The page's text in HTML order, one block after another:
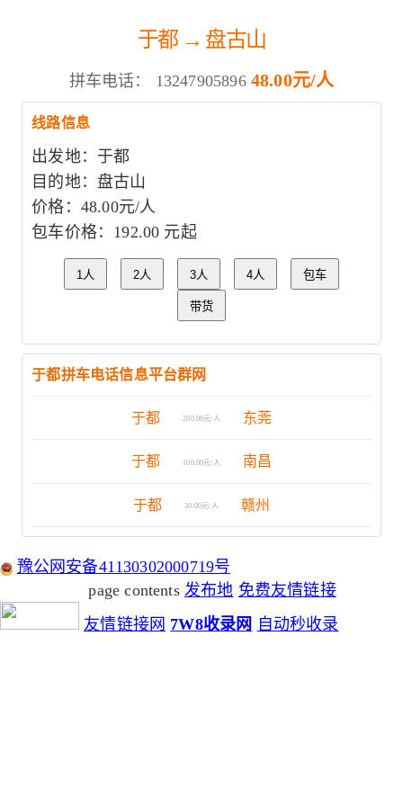
于都 → 盘古山
拼车电话： 13247905896 48.00元/人
线路信息
出发地：于都
目的地：盘古山
价格：48.00元/人
包车价格：192.00 元起
1人 2人 3人 4人 包车
带货
于都拼车电话信息平台群网
于都 200.00元/人 东莞
于都 100.00元/人 南昌
于都 30.00元/人 赣州
豫公网安备41130302000719号
page contents 发布地 免费友情链接
友情链接网 7W8收录网 自动秒收录